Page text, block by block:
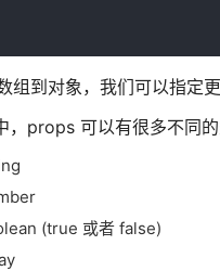
组到对象，我们可以指定
，props 可以有很多不同的
(true 或者 false)